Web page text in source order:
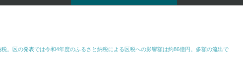
税。区の発表では令和4年度のふるさと納税による区税への影響額は約86億円。多額の流出で